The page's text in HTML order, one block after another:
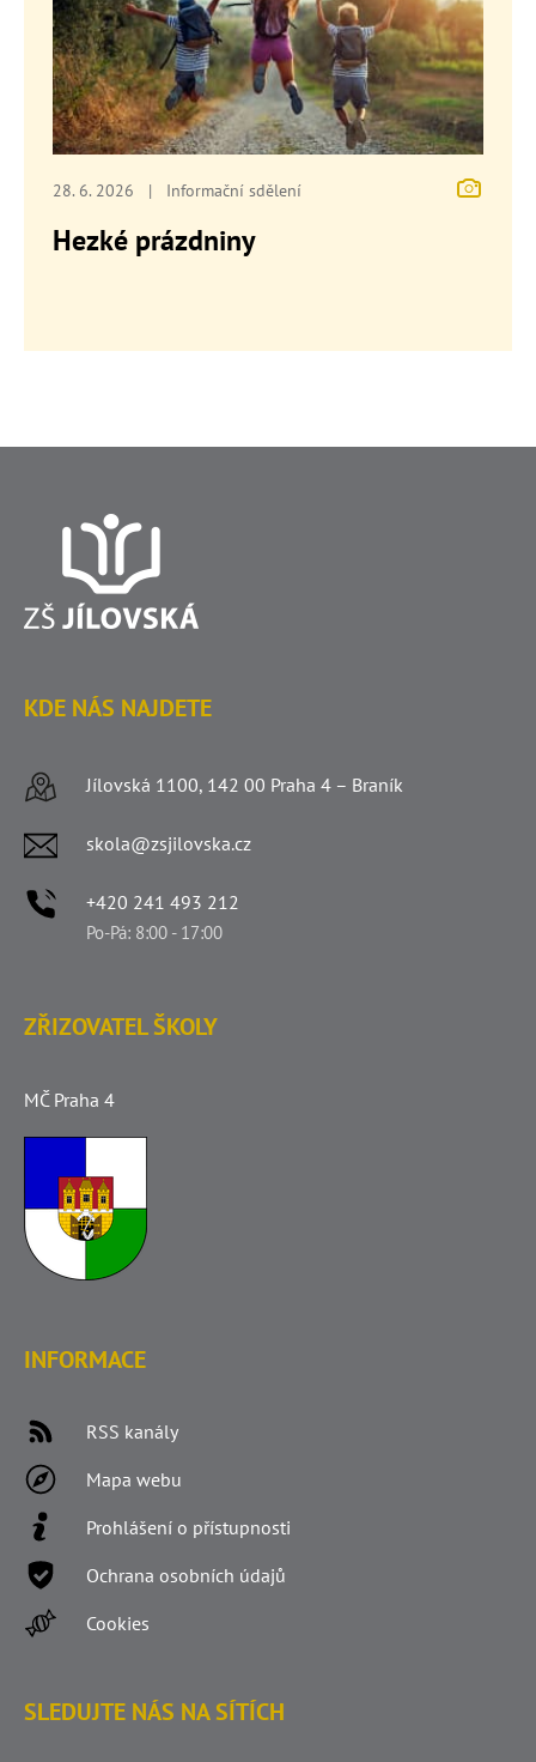
28. 6. 2026 | Informační sdělení
Hezké prázdniny
KDE NÁS NAJDETE
Jílovská 1100, 142 00 Praha 4 – Braník
skola@zsjilovska.cz
+420 241 493 212
Po-Pá: 8:00 - 17:00
ZŘIZOVATEL ŠKOLY
MČ Praha 4
INFORMACE
RSS kanály
Mapa webu
Prohlášení o přístupnosti
Ochrana osobních údajů
Cookies
SLEDUJTE NÁS NA SÍTÍCH